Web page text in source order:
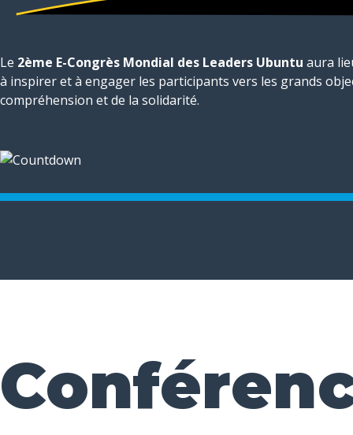
Le 2ème E-Congrès Mondial des Leaders Ubuntu aura
à inspirer et à engager les participants vers les grands
compréhension et de la solidarité.